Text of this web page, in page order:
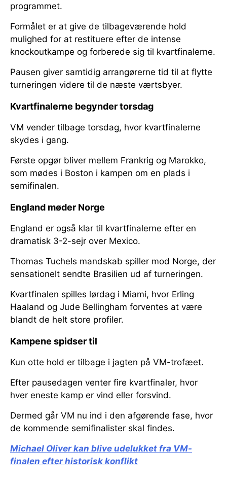
programmet.
Formålet er at give de tilbageværende hold
mulighed for at restituere efter de intense
knockoutkampe og forberede sig til kvartfinalerne.
Pausen giver samtidig arrangørerne tid til at flytte
turneringen videre til de næste værtsbyer.
Kvartfinalerne begynder torsdag
VM vender tilbage torsdag, hvor kvartfinalerne
skydes i gang.
Første opgør bliver mellem Frankrig og Marokko,
som mødes i Boston i kampen om en plads i
semifinalen.
England møder Norge
England er også klar til kvartfinalerne efter en
dramatisk 3-2-sejr over Mexico.
Thomas Tuchels mandskab spiller mod Norge, der
sensationelt sendte Brasilien ud af turneringen.
Kvartfinalen spilles lørdag i Miami, hvor Erling
Haaland og Jude Bellingham forventes at være
blandt de helt store profiler.
Kampene spidser til
Kun otte hold er tilbage i jagten på VM-trofæet.
Efter pausedagen venter fire kvartfinaler, hvor
hver eneste kamp er vind eller forsvind.
Dermed går VM nu ind i den afgørende fase, hvor
de kommende semifinalister skal findes.
Michael Oliver kan blive udelukket fra VM-
finalen efter historisk konflikt